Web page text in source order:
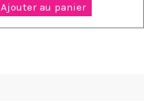
Ajouter au panier